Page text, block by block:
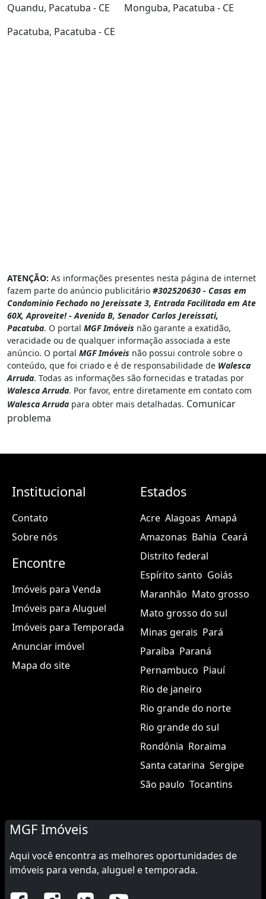
Quandu, Pacatuba - CE
Monguba, Pacatuba - CE
Pacatuba, Pacatuba - CE
ATENÇÃO: As informações presentes nesta página de internet
fazem parte do anúncio publicitário #302520630 - Casas em
Condominio Fechado no Jereissate 3, Entrada Facilitada em Ate
60X, Aproveite! - Avenida B, Senador Carlos Jereissati,
Pacatuba. O portal MGF Imóveis não garante a exatidão,
veracidade ou de qualquer informação associada a este
anúncio. O portal MGF Imóveis não possui controle sobre o
conteúdo, que foi criado e é de responsabilidade de Walesca
Arruda. Todas as informações são fornecidas e tratadas por
Walesca Arruda. Por favor, entre diretamente em contato com
Walesca Arruda para obter mais detalhadas. Comunicar
problema
Institucional
Contato
Sobre nós
Encontre
Imóveis para Venda
Imóveis para Aluguel
Imóveis para Temporada
Anunciar imóvel
Mapa do site
Estados
Acre Alagoas Amapá
Amazonas Bahia Ceará
Distrito federal
Espírito santo Goiás
Maranhão Mato grosso
Mato grosso do sul
Minas gerais Pará
Paraíba Paraná
Pernambuco Piauí
Rio de janeiro
Rio grande do norte
Rio grande do sul
Rondônia Roraima
Santa catarina Sergipe
São paulo Tocantins
MGF Imóveis
Aqui você encontra as melhores oportunidades de
imóveis para venda, aluguel e temporada.